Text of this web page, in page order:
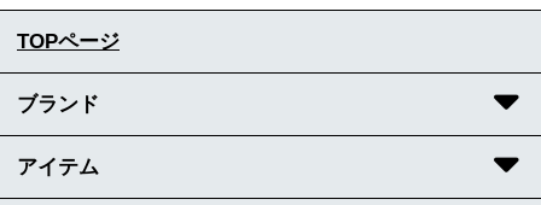
TOPページ
ブランド
アイテム